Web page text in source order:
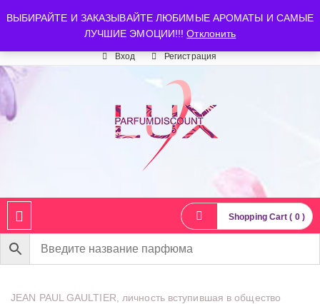
ВЫБИРАЙТЕ И ЗАКАЗЫВАЙТЕ ЛЮБИМЫЕ АРОМАТЫ И САМЫЕ
ЛУЧШИЕ ЭМОЦИИ!!!Отклонить
luxparfumdiscount@mail.ru +7 903 544 11 18 г. Москва
Время работы: пн-сб 10:00-21:00
Вход Регистрация
Shopping Cart ( 0 )
JEAN PAUL GAULTIER, личность вступившая в общество